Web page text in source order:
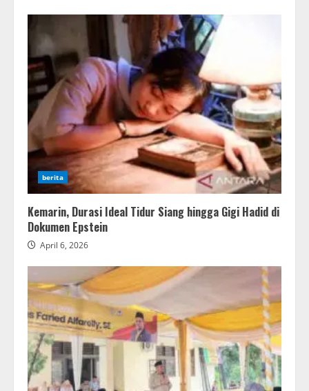
berita
Kemarin, Durasi Ideal Tidur Siang hingga Gigi Hadid di
Dokumen Epstein
April 6, 2026